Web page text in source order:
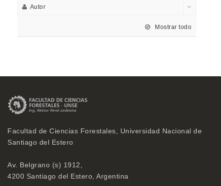
Autor
Mostrar todo
Facultad de Ciencias Forestales, Universidad Nacional de
Santiago del Estero
Av. Belgrano (s) 1912,
4200 Santiago del Estero, Argentina